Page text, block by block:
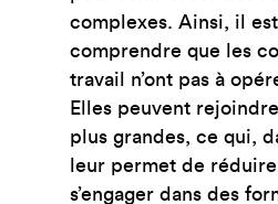
complexes. Ainsi, il
comprendre que les
travail n’ont pas à
Elles peuvent
plus grandes, ce qui,
leur permet de
s’engager dans des